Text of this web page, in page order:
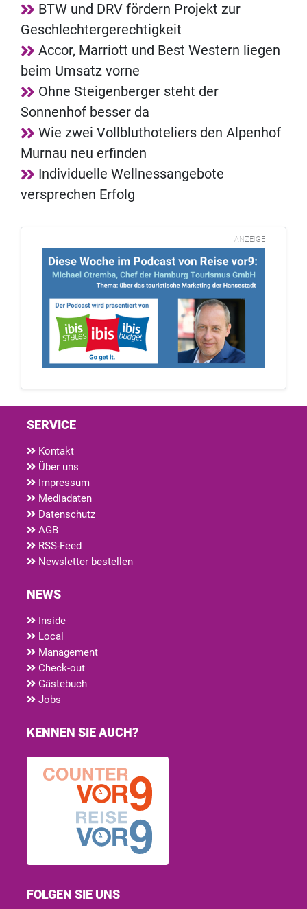
BTW und DRV fördern Projekt zur
Geschlechtergerechtigkeit
Accor, Marriott und Best Western liegen
beim Umsatz vorne
Ohne Steigenberger steht der
Sonnenhof besser da
Wie zwei Vollbluthoteliers den Alpenhof
Murnau neu erfinden
Individuelle Wellnessangebote
versprechen Erfolg
ANZEIGE
SERVICE
Kontakt
Über uns
Impressum
Mediadaten
Datenschutz
AGB
RSS-Feed
Newsletter bestellen
NEWS
Inside
Local
Management
Check-out
Gästebuch
Jobs
KENNEN SIE AUCH?
FOLGEN SIE UNS